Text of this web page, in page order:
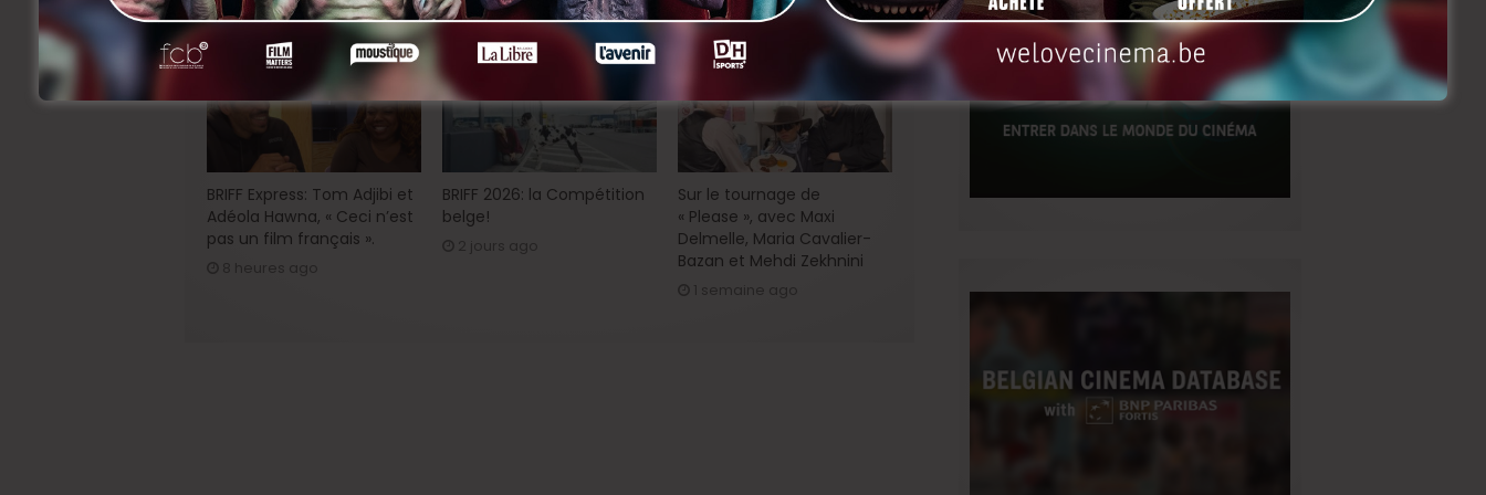
Related Articles
BRIFF Express: Tom Adjibi et
Adéola Hawna, « Ceci n’est
pas un film français ».
8 heures ago
BRIFF 2026: la Compétition
belge!
2 jours ago
Sur le tournage de
« Please », avec Maxi
Delmelle, Maria Cavalier-
Bazan et Mehdi Zekhnini
1 semaine ago